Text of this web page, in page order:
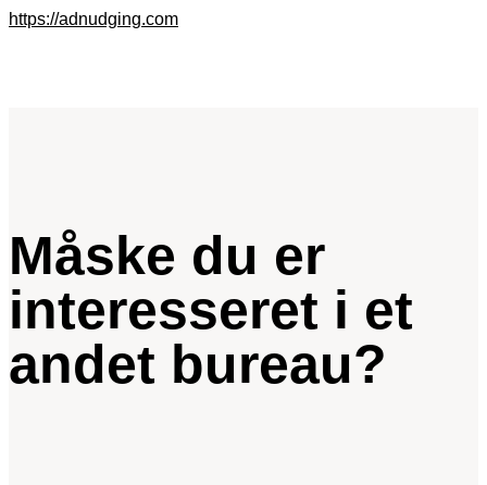
https://adnudging.com
Måske du er
interesseret i et
andet bureau?